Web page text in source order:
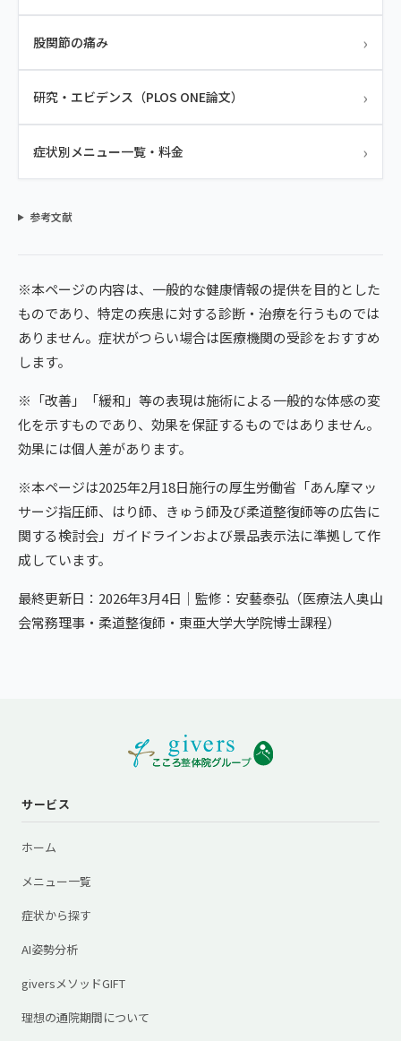
股関節の痛み ›
研究・エビデンス（PLOS ONE論文） ›
症状別メニュー一覧・料金 ›
参考文献
※本ページの内容は、一般的な健康情報の提供を目的とした
ものであり、特定の疾患に対する診断・治療を行うものでは
ありません。症状がつらい場合は医療機関の受診をおすすめ
します。
※「改善」「緩和」等の表現は施術による一般的な体感の変
化を示すものであり、効果を保証するものではありません。
効果には個人差があります。
※本ページは2025年2月18日施行の厚生労働省「あん摩マッ
サージ指圧師、はり師、きゅう師及び柔道整復師等の広告に
関する検討会」ガイドラインおよび景品表示法に準拠して作
成しています。
最終更新日：2026年3月4日｜監修：安藝泰弘（医療法人奥山
会常務理事・柔道整復師・東亜大学大学院博士課程）
サービス
ホーム
メニュー一覧
症状から探す
AI姿勢分析
giversメソッドGIFT
理想の通院期間について